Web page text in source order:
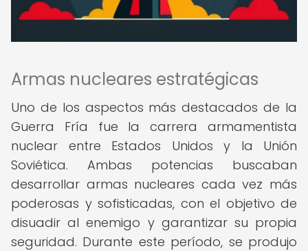
Armas nucleares estratégicas
Uno de los aspectos más destacados de la
Guerra Fría fue la carrera armamentista
nuclear entre Estados Unidos y la Unión
Soviética. Ambas potencias buscaban
desarrollar armas nucleares cada vez más
poderosas y sofisticadas, con el objetivo de
disuadir al enemigo y garantizar su propia
seguridad. Durante este período, se produjo